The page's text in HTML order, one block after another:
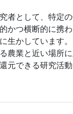
者として、特定
かつ横断的に携
生かしています
農業と近い場所
元できる研究活